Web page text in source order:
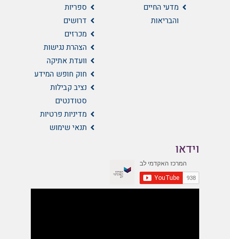
מדעי החיים
והבריאות
ספריות
דרושים
מכרזים
הצהרת נגישות
וועדת אתיקה
חוק חופש המידע
נציב קבילות
סטודנטים
מדיניות פרטיות
תנאי שימוש
וידאו